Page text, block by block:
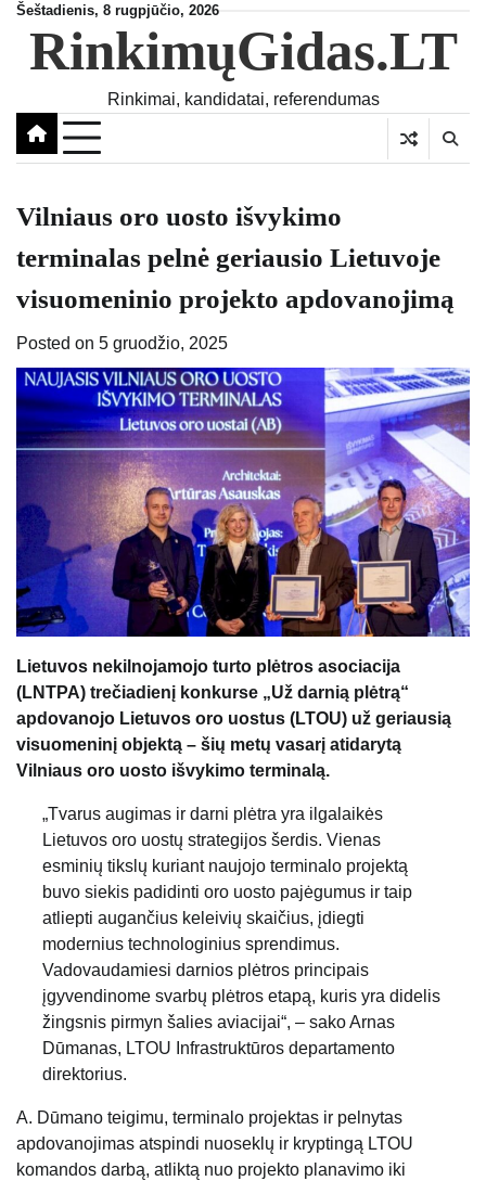
Skip
content
Šeštadienis, 8 rugpjūčio, 2026
RinkimųGidas.LT
Rinkimai, kandidatai, referendumas
Vilniaus oro uosto išvykimo
terminalas pelnė geriausio Lietuvoje
visuomeninio projekto apdovanojimą
Posted on 5 gruodžio, 2025
Lietuvos nekilnojamojo turto plėtros asociacija
(LNTPA) trečiadienį konkurse „Už darnią plėtrą“
apdovanojo Lietuvos oro uostus (LTOU) už geriausią
visuomeninį objektą – šių metų vasarį atidarytą
Vilniaus oro uosto išvykimo terminalą.
„Tvarus augimas ir darni plėtra yra ilgalaikės
Lietuvos oro uostų strategijos šerdis. Vienas
esminių tikslų kuriant naujojo terminalo projektą
buvo siekis padidinti oro uosto pajėgumus ir taip
atliepti augančius keleivių skaičius, įdiegti
modernius technologinius sprendimus.
Vadovaudamiesi darnios plėtros principais
įgyvendinome svarbų plėtros etapą, kuris yra didelis
žingsnis pirmyn šalies aviacijai“, – sako Arnas
Dūmanas, LTOU Infrastruktūros departamento
direktorius.
A. Dūmano teigimu, terminalo projektas ir pelnytas
apdovanojimas atspindi nuoseklų ir kryptingą LTOU
komandos darbą, atliktą nuo projekto planavimo iki